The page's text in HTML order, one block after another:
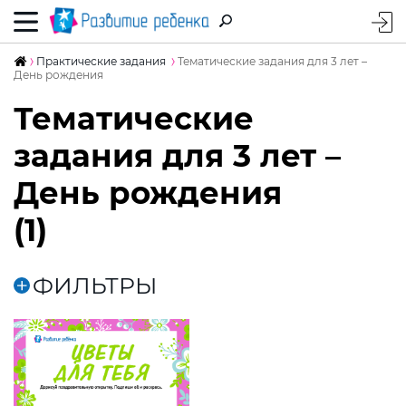
Практические задания
Тематические задания для 3 лет –
День рождения
Тематические
задания для 3 лет –
День рождения
(1)
ФИЛЬТРЫ